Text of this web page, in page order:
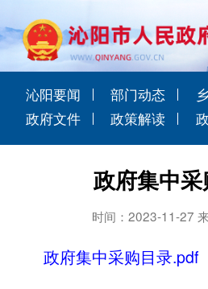
沁阳要闻 部门动态
政府文件
政策解读
政府集中
时间：2023-11-27
政府集中采购目录.pdf